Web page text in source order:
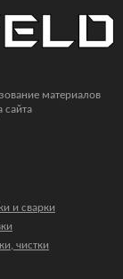
материалов
сайта
и сварки
чистки